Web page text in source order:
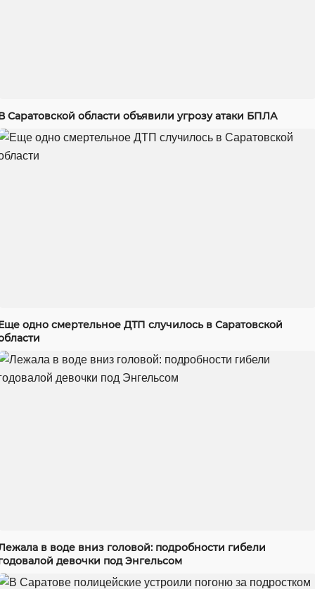
Саратовской области объявили угрозу атаки БПЛА
одно смертельное ДТП случилось в Саратовской
в воде вниз головой: подробности гибели
девочки под Энгельсом